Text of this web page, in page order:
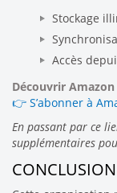
Stockage
Accès
Découvrir
👉 S’abonner à
En passant par ce
supplémentaires
CONCLUSION